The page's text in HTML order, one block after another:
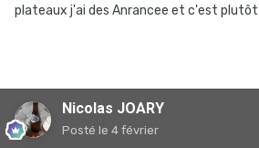
plateaux j'ai des Anrancee et c'est
Nicolas JOARY
Posté le 4 février